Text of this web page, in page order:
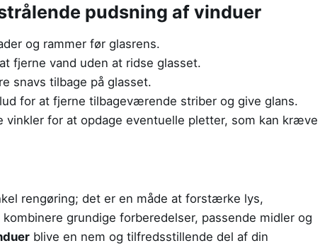
pudsning af vinduer
og rammer før glasrens.
fjerne vand uden at ridse glasset.
snavs tilbage på glasset.
for at fjerne tilbageværende striber og give glans.
vinkler for at opdage eventuelle pletter, som kan kræve
rengøring; det er en måde at forstærke lys,
grundige forberedelser, passende midler og
blive en nem og tilfredsstillende del af din